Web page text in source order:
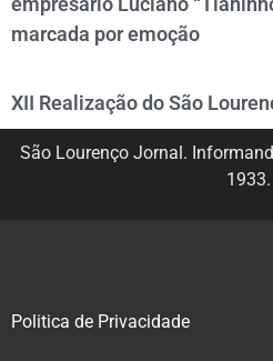
marcada por emoção
XII Realização do São
São Lourenço Jornal.
1933.
Politica de Privacidade